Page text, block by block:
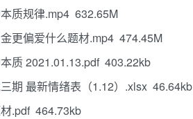
质规律.mp4 632.65M
更偏爱什么题材.mp4 474.45M
质 2021.01.13.pdf 403.22kb
期 最新情绪表（1.12）.xlsx 46.64kb
.pdf 464.73kb